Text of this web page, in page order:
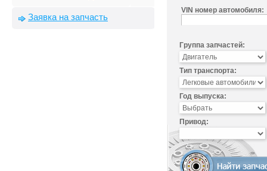
Заявка на запчасть
VIN номер автомобиля:
Группа запчастей:
Тип транспорта:
Год выпуска:
Привод: